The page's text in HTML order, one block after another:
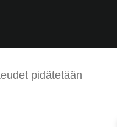
pidätetään